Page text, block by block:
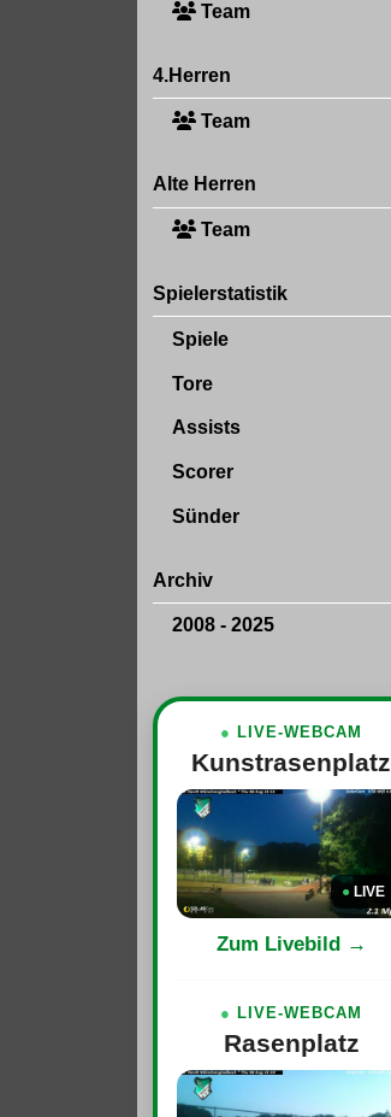
Team
4.Herren
Team
Alte Herren
Team
Spielerstatistik
Spiele
Tore
Assists
Scorer
Sünder
Archiv
2008 - 2025
● LIVE-WEBCAM
Kunstrasenplatz
● LIVE
Zum Livebild →
● LIVE-WEBCAM
Rasenplatz